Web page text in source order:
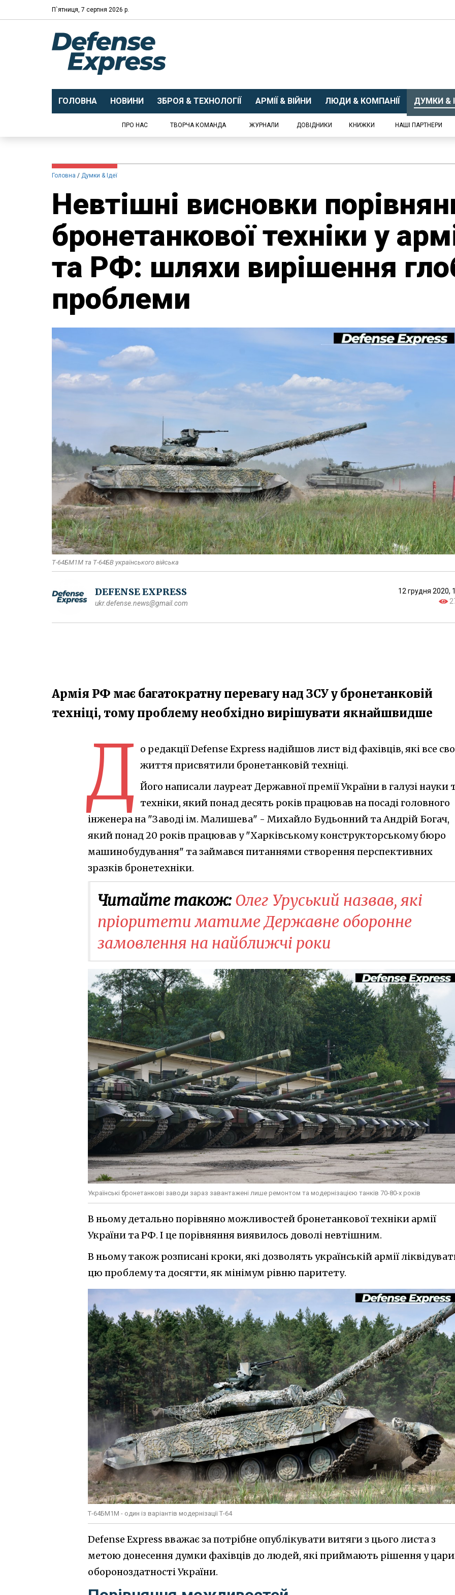
П`ятниця, 7 серпня 2026 р.
ГОЛОВНА НОВИНИ ЗБРОЯ & ТЕХНОЛОГІЇ АРМІЇ & ВІЙНИ ЛЮДИ & КОМПАНІЇ ДУМКИ &
ПРО НАС ТВОРЧА КОМАНДА ЖУРНАЛИ ДОВІДНИКИ КНИЖКИ НАШІ ПАРТНЕРИ
Головна Думки & Ідеї
​Невтішні висновки
бронетанкової техніки у
та РФ: шляхи вирішення
проблеми
Т-64БМ1М та Т-64БВ українського війська
DEFENSE EXPRESS
ukr.defense.news@gmail.com
12 грудня 2020,
Армія РФ має багатократну перевагу над ЗСУ у бронетанковій
техніці​, тому проблему необхідно вирішувати якнайшвидше
Д о редакції Defense Express надійшов лист від фахівців, які все
життя присвятили бронетанковій техніці.
Його написали лауреат Державної премії України в галузі науки
техніки, який понад десять років працював на посаді головного
інженера на "Заводі ім. Малишева" - Михайло Будьонний та Андрій Богач,
який понад 20 років працював у "Харківському конструкторському бюро
машинобудування" та займався питаннями створення перспективних
зразків бронетехніки.
Читайте також: Олег Уруський назвав, які
пріоритети матиме Державне оборонне
замовлення на найближчі роки
Українські бронетанкові заводи зараз завантажені лише ремонтом та модернізацією танків 70-80-х років
В ньому детально порівняно можливостей бронетанкової техніки армії
України та РФ. І це порівняння виявилось доволі невтішним.
В ньому також розписані кроки, які дозволять українській армії
цю проблему та досягти, як мінімум рівню паритету.
Т-64БМ1М - один із варіантів модернізації Т-64
Defense Express вважає за потрібне опублікувати витяги з цього листа з
метою донесення думки фахівців до людей, які приймають рішення у
обороноздатності України.